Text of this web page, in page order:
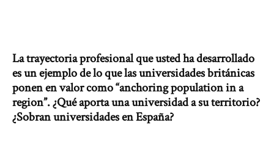
La trayectoria profesional que usted ha desarrollado
es un ejemplo de lo que las universidades británicas
ponen en valor como “anchoring population in a
region”. ¿Qué aporta una universidad a su territorio?
¿Sobran universidades en España?